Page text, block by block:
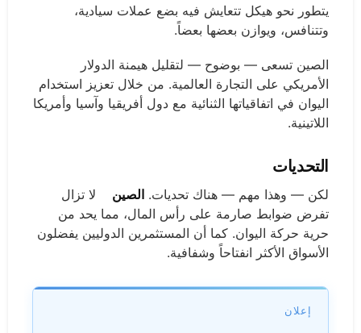
يتطور نحو هيكل تتعايش فيه بضع عملات سيادية،
وتتنافس، ويوازن بعضها بعضاً.
الصين تسعى — بوضوح — لتقليل هيمنة الدولار
الأمريكي على التجارة العالمية. من خلال تعزيز استخدام
اليوان في اتفاقياتها الثنائية مع دول أفريقيا وآسيا وأمريكا
اللاتينية.
التحديات
لكن — وهذا مهم — هناك تحديات. الصين
لا تزال
تفرض ضوابط صارمة على رأس المال، مما يحد من
حرية حركة اليوان. كما أن المستثمرين الدوليين يفضلون
الأسواق الأكثر انفتاحاً وشفافية.
إعلان